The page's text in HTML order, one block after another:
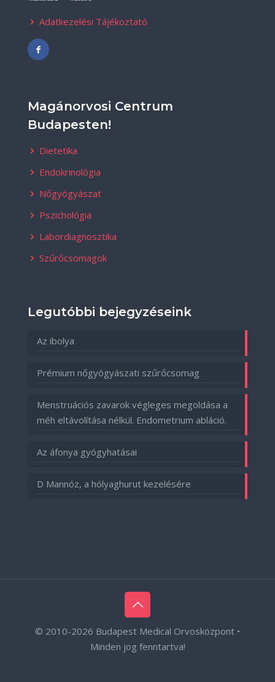
Adatkezelési Tájékoztató
Magánorvosi Centrum
Budapesten!
Dietetika
Endokrinológia
Nőgyógyászat
Pszichológia
Labordiagnosztika
Szűrőcsomagok
Legutóbbi bejegyzéseink
Az ibolya
Prémium nőgyógyászati szűrőcsomag
Menstruációs zavarok végleges megoldása a
méh eltávolítása nélkül. Endometrium abláció.
Az áfonya gyógyhatásai
D Mannóz, a hólyaghurut kezelésére
© 2010-2026 Budapest Medical Orvosközpont •
Minden jog fenntartva!